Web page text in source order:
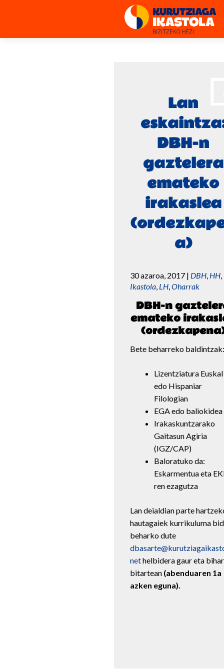
Lan
DBH-n
gaztelera
emateko
irakaslea
a)
30 azaroa, 2017 | DBH, HH,
Ikastola, LH,Oharrak
DBH-n
emateko
Bete beharreko baldintzak:
Lizentziatura Euskal
edo Hispaniar
Filologian
EGA edo baliokidea
Irakaskuntzarako
Gaitasun Agiria
(IGZ/CAP)
Baloratuko da:
Eskarmentua eta
ren ezagutza
Lan deialdian parte
hautagaiek kurrikuluma
beharko dute
nethelbidera gaur eta bihar
bitartean (abenduaren 1a
azken eguna).